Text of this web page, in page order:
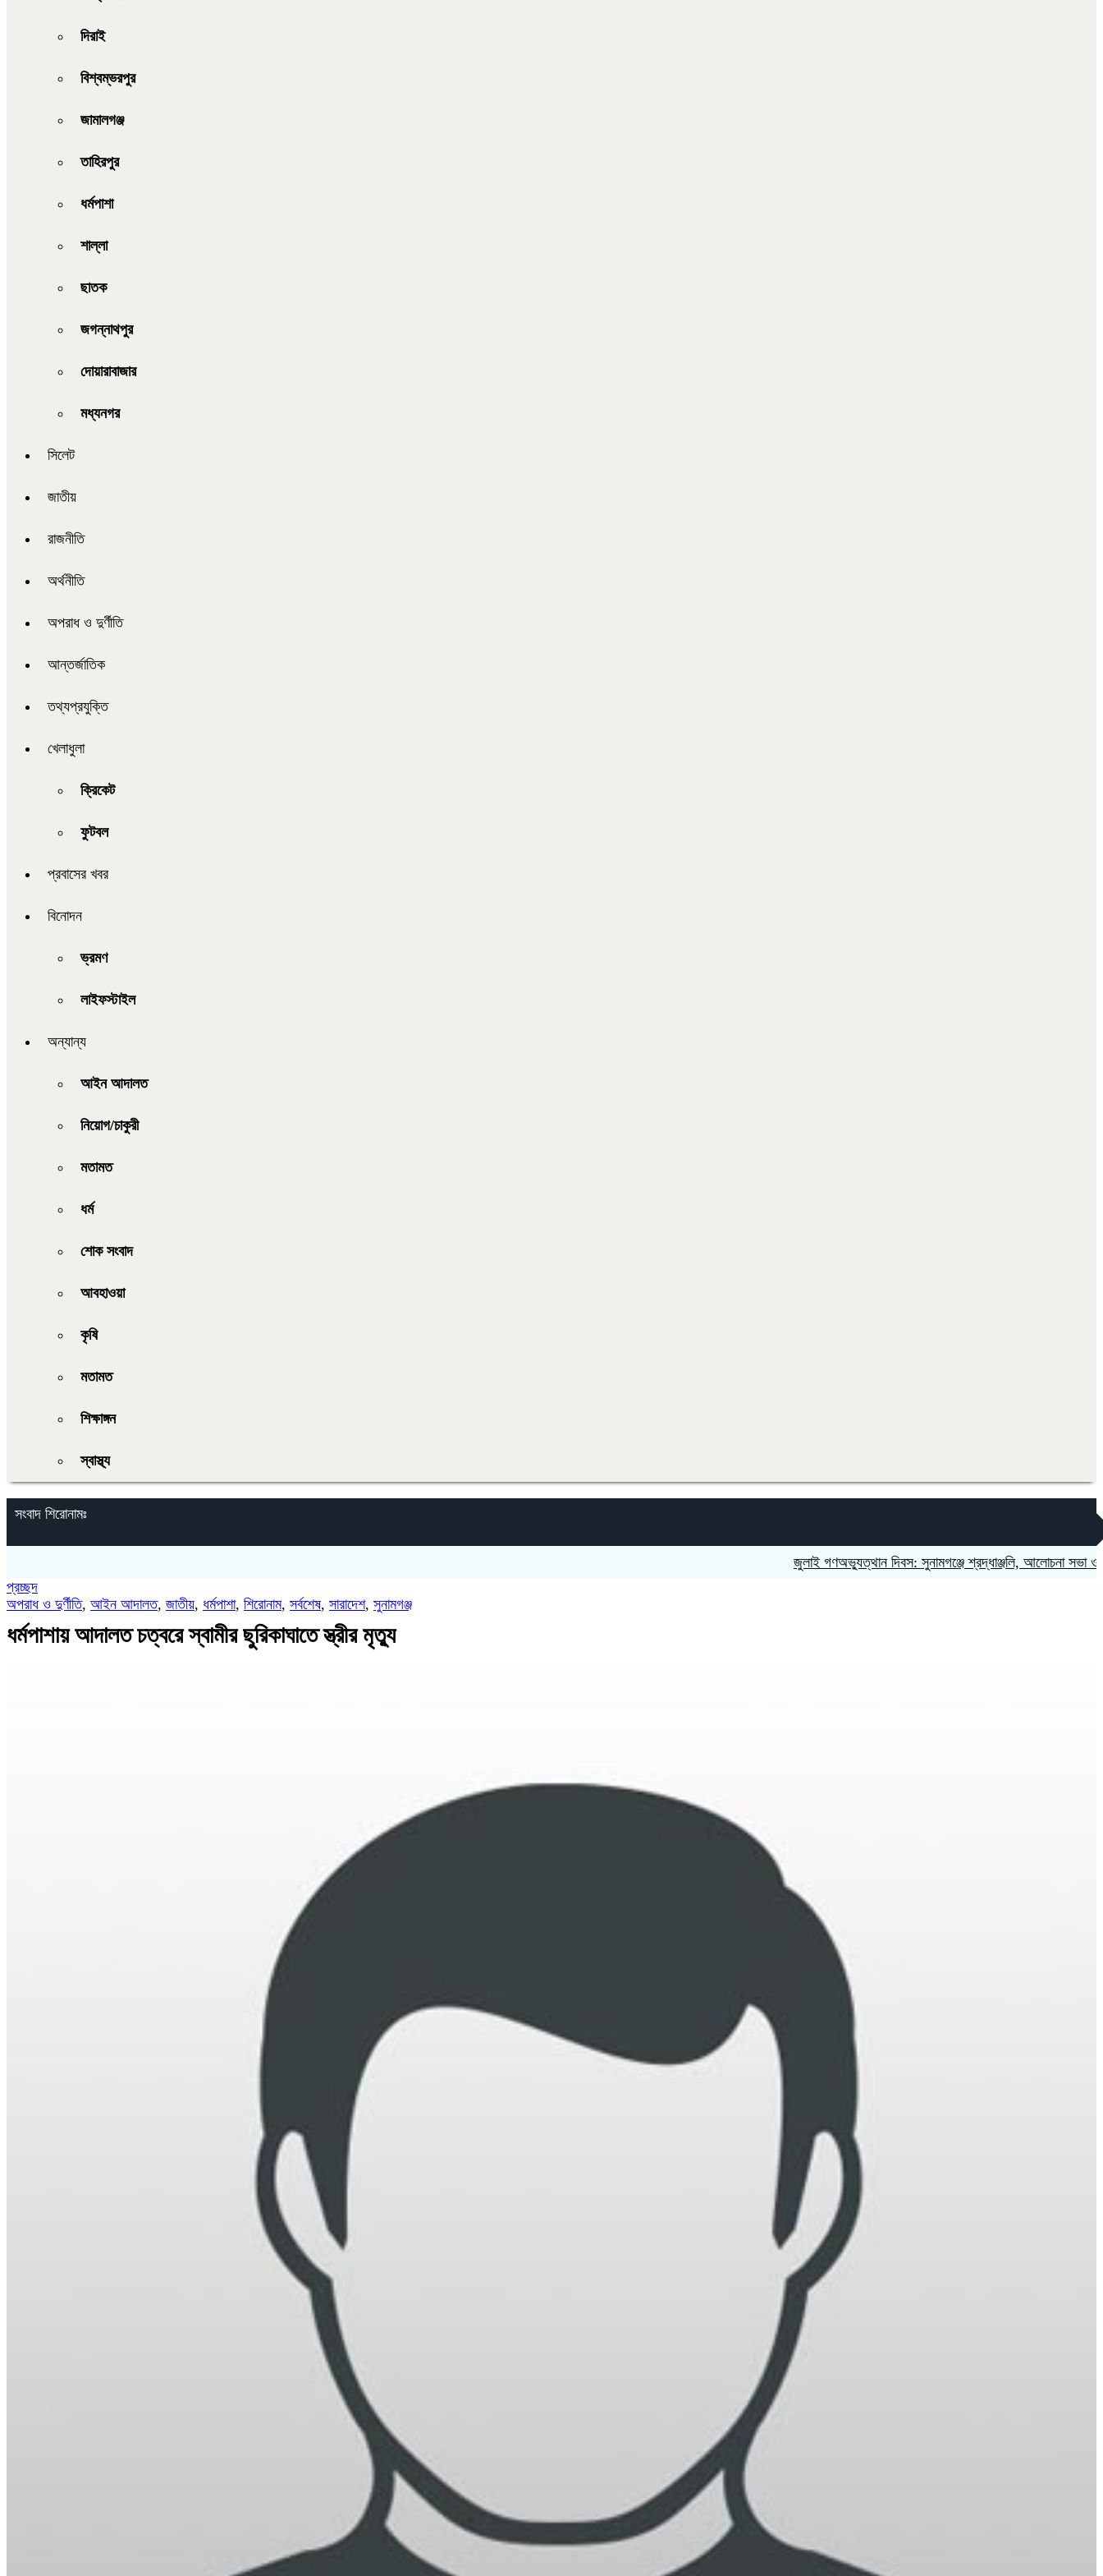
দিরাই
বিশ্বম্ভরপুর
জামালগঞ্জ
তাহিরপুর
ধর্মপাশা
শাল্লা
ছাতক
জগন্নাথপুর
দোয়ারাবাজার
মধ্যনগর
সিলেট
জাতীয়
রাজনীতি
অর্থনীতি
অপরাধ ও দুর্ণীতি
আন্তর্জাতিক
তথ্যপ্রযুক্তি
খেলাধুলা
ক্রিকেট
ফুটবল
প্রবাসের খবর
বিনোদন
ভ্রমণ
লাইফস্টাইল
অন্যান্য
আইন আদালত
নিয়োগ/চাকুরী
মতামত
ধর্ম
শোক সংবাদ
আবহাওয়া
কৃষি
মতামত
শিক্ষাঙ্গন
স্বাস্থ্য
সংবাদ শিরোনামঃ
জুলাই গণঅভ্যুত্থান দিবস: সুনামগঞ্জে শ্রদ্ধাঞ্জলি, আলোচনা সভা ও শহীদ
প্রচ্ছদ
অপরাধ ও দুর্ণীতি, আইন আদালত, জাতীয়, ধর্মপাশা, শিরোনাম, সর্বশেষ, সারাদেশ, সুনামগঞ্জ
ধর্মপাশায় আদালত চত্বরে স্বামীর ছুরিকাঘাতে স্ত্রীর মৃত্যু